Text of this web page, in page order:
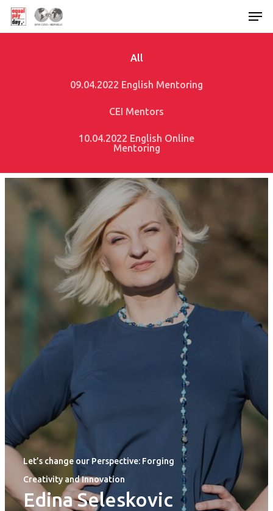
All
09.04.2022 English Mentoring
CEI Mentors
10.04.2022 English Online
Mentoring
Let’s change our Perspective: Forging
Creativity and Innovation
Edina Seleskovic